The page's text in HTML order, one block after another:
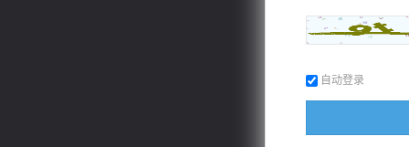
自动登录